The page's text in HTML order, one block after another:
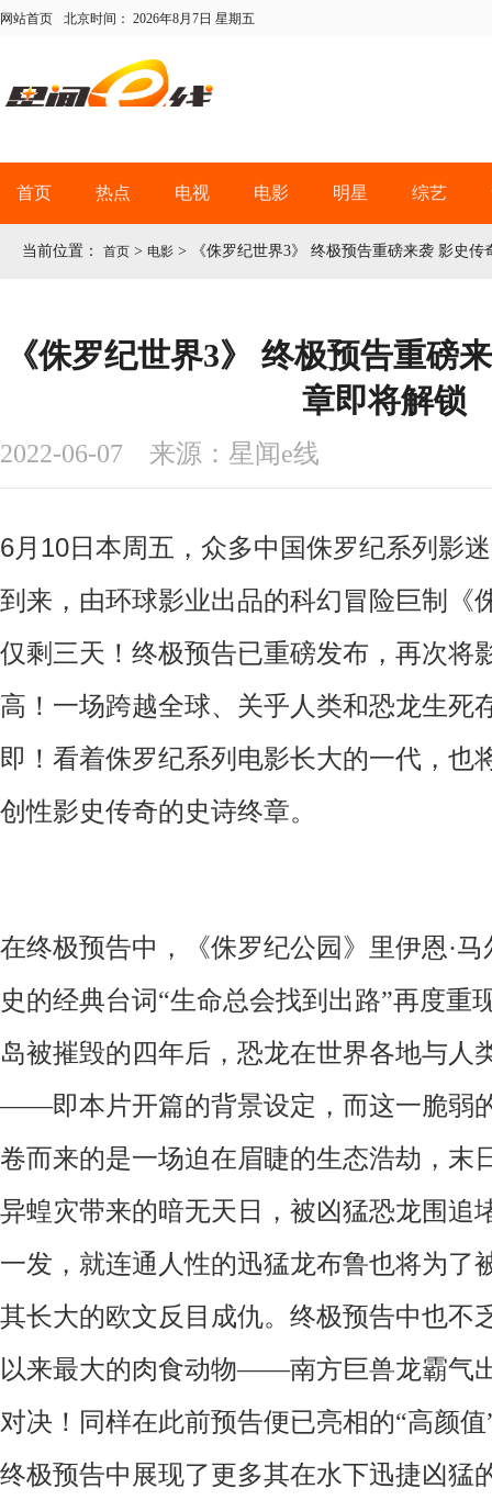
网站首页 北京时间： 2026年8月7日 星期五
首页 热点 电视 电影 明星 综艺
当前位置： 首页 > 电影 > 《侏罗纪世界3》 终极预告重磅来袭 影史
《侏罗纪世界3》 终极预告重磅
章即将解锁
2022-06-07 来源：星闻e线
6月 10日本周五，众多中国侏罗纪系列影
到来，由环球影业出品的科幻冒险巨制《
仅剩三天！终极预告已重磅发布，再次将
高！一场跨越全球、关乎人类和恐龙生死
即！看着侏罗纪系列电影长大的一代，也
创性影史传奇的史诗终章。
在终极预告中，《侏罗纪公园》里伊恩·
史的经典台词“生命总会找到出路”再度重
岛被摧毁的四年后，恐龙在世界各地与人
——即本片开篇的背景设定， 而这一脆弱
卷而来的是一场迫在眉睫的生态浩劫，末
异蝗灾带来的暗无天日，被凶猛恐龙围追
一发，就连通人性的迅猛龙布鲁也将为了
其长大的欧文反目成仇。终极预告中也不
以来最大的肉食动物——南方巨兽龙霸气
对决！同样在此前预告便已亮相的“高颜
终极预告中展现了更多其在水下迅捷凶猛